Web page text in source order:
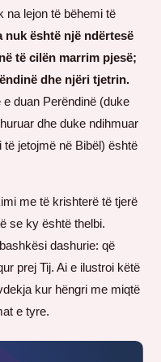
na lejon të bëhemi të
nuk është një ndërtesë
të cilën marrim pjesë;
dhe njëri tjetrin.
duan Perëndinë (duke
dhe duke ndihmuar
të jetojmë në Bibël) është
me të krishterë të tjerë
se ky është thelbi.
dashurie: që
prej Tij. Ai e ilustroi këtë
kur hëngri me miqtë
e tyre.